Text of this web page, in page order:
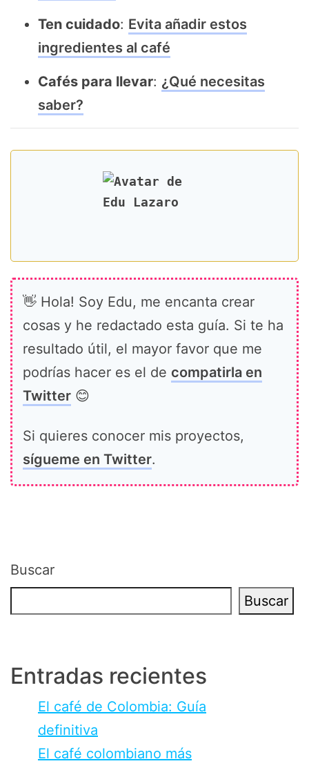
Ten cuidado: Evita añadir estos
ingredientes al café
Cafés para llevar: ¿Qué necesitas
saber?
👋 Hola! Soy Edu, me encanta crear
cosas y he redactado esta guía. Si te ha
resultado útil, el mayor favor que me
podrías hacer es el de compatirla en
Twitter 😊
Si quieres conocer mis proyectos,
sígueme en Twitter.
Buscar
Buscar
Entradas recientes
El café de Colombia: Guía
definitiva
El café colombiano más